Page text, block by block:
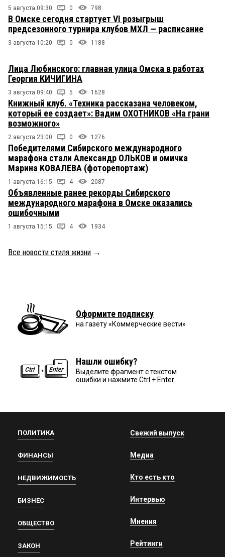
5 августа 09:30 0 798
В Омске сегодня стартует VI розыгрыш
предсезонного турнира клубов МХЛ — расписание
3 августа 10:20 0 1188
Лица Любинского: главная улица Омска в работах
Георгия КИЧИГИНА
3 августа 09:40 5 1628
Книжный клуб. «Техника рассказана человеком,
который ее создает»: Вадим ОХОТНИКОВ «На грани
возможного»
2 августа 23:00 0 1276
Победителями Сибирского международного
марафона стали Александр ОЛЬКОВ и омичка
Марина КОВАЛЕВА (фоторепортаж)
1 августа 16:15 4 2087
Объявленные ранее рекорды Сибирского
международного марафона в Омске оказались
ошибочными
1 августа 15:15 4 1934
Все новости стиля жизни →
Оформите подписку
на газету «Коммерческие вести»
Нашли ошибку?
Выделите фрагмент с текстом
ошибки и нажмите Ctrl + Enter.
ПОЛИТИКА
ФИНАНСЫ
НЕДВИЖИМОСТЬ
БИЗНЕС
ОБЩЕСТВО
ЗАКОН
Свежий выпуск
Медиа
Кто есть кто
Интервью
Мнения
Рейтинги